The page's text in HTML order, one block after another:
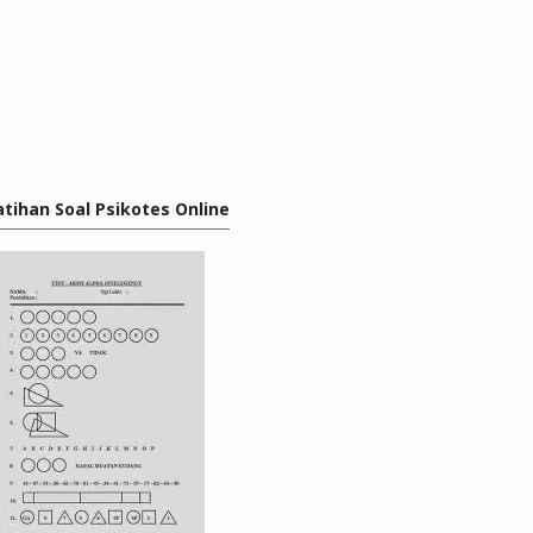
Soal Psikotes Online